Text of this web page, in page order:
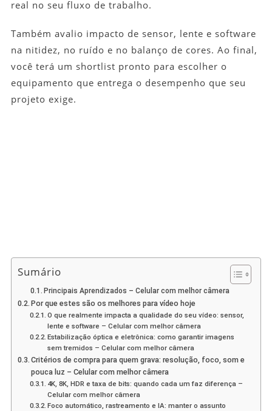
real no seu fluxo de trabalho.
Também avalio impacto de sensor, lente e software
na nitidez, no ruído e no balanço de cores. Ao final,
você terá um shortlist pronto para escolher o
equipamento que entrega o desempenho que seu
projeto exige.
Sumário
Principais Aprendizados – Celular com melhor câmera
Por que estes são os melhores para vídeo hoje
O que realmente impacta a qualidade do seu vídeo: sensor,
lente e software – Celular com melhor câmera
Estabilização óptica e eletrônica: como garantir imagens
sem tremidos – Celular com melhor câmera
Critérios de compra para quem grava: resolução, foco, som e
pouca luz – Celular com melhor câmera
4K, 8K, HDR e taxa de bits: quando cada um faz diferença –
Celular com melhor câmera
Foco automático, rastreamento e IA: manter o assunto